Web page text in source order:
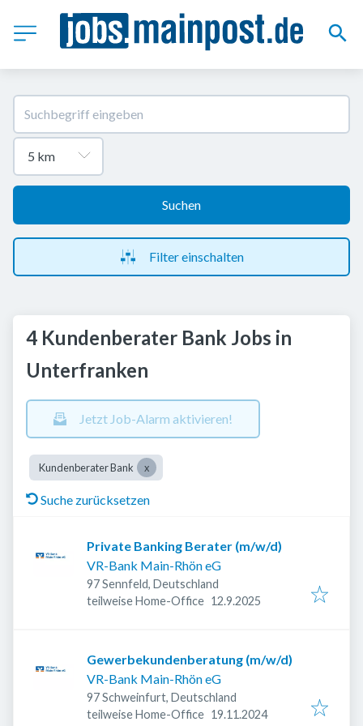
Suchen
Filter einschalten
4 Kundenberater Bank Jobs in
Unterfranken
Jetzt Job-Alarm aktivieren!
Kundenberater Bank
Suche zurücksetzen
Private Banking Berater (m/w/d)
VR-Bank Main-Rhön eG
97 Sennfeld, Deutschland
teilweise Home-Office Veröffentlicht
12.9.2025
Gewerbekundenberatung (m/w/d)
VR-Bank Main-Rhön eG
97 Schweinfurt, Deutschland
teilweise Home-Office Veröffentlicht
19.11.2024